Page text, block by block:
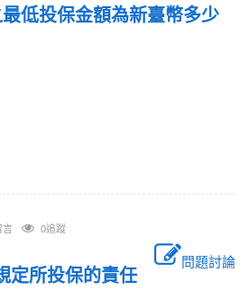
低投保金額為新臺幣多少
言 0追蹤
問題討論
定所投保的責任